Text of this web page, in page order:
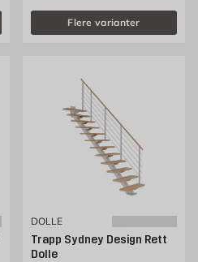
Flere varianter
DOLLE
Trapp Sydney Design Rett
Dolle